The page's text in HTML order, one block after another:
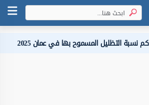
كم نسبة التظليل المسموح بها في عمان 2025